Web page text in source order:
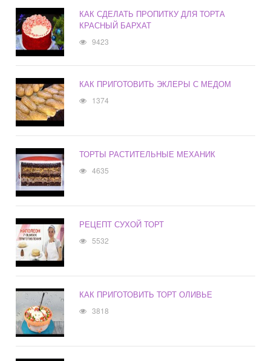
КАК СДЕЛАТЬ ПРОПИТКУ ДЛЯ ТОРТА
КРАСНЫЙ БАРХАТ
9423
КАК ПРИГОТОВИТЬ ЭКЛЕРЫ С МЕДОМ
1374
ТОРТЫ РАСТИТЕЛЬНЫЕ МЕХАНИК
4635
РЕЦЕПТ СУХОЙ ТОРТ
5532
КАК ПРИГОТОВИТЬ ТОРТ ОЛИВЬЕ
3818